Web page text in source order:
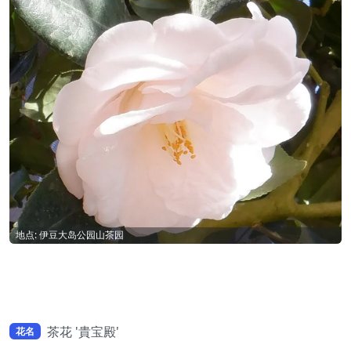
地点: 伊豆大岛公园山茶园
花名 茶花 '貴宝殿'